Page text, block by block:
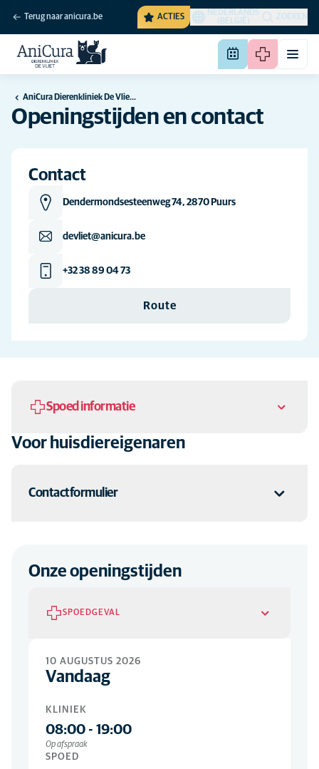
Terug naar anicura.be ACTIES
NEDERLANDS
(BELGIË)
ZOEKEN
AniCura Dierenkliniek De Vliet te Puurs
Openingstijden en contact
Contact
Dendermondsesteenweg 74, 2870 Puurs
devliet@anicura.be
+32 38 89 04 73
Route
Spoed informatie
Voor huisdiereigenaren
Contactformulier
Onze openingstijden
SPOEDGEVAL
Spoed
ELKE DAG
Gelieve steeds eerst te bellen. Spoedgevallen kunnen elke dag
tussen 8u-20u bij ons terecht. Spoedgevallen tussen 20u-8u
worden doorverwezen naar de AniCura Spoedkliniek in Berchem.
10 AUGUSTUS 2026
Vandaag
KLINIEK
08:00 - 19:00
Op afspraak
SPOED